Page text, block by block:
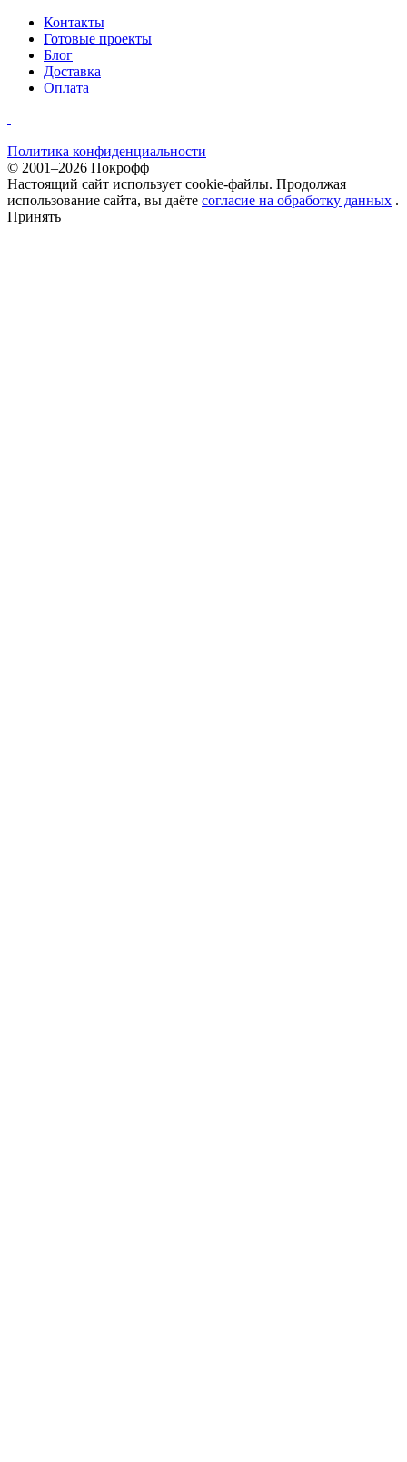
Контакты
Готовые проекты
Блог
Доставка
Оплата
Политика конфиденциальности
© 2001–2026 Покрофф
Настоящий сайт использует cookie-файлы. Продолжая
использование сайта, вы даёте согласие на обработку данных .
Принять